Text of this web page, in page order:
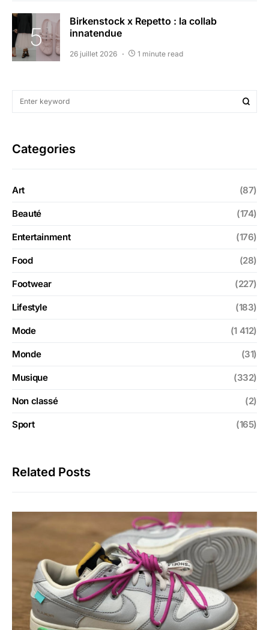
Birkenstock x Repetto : la collab
innatendue
26 juillet 2026 1 minute read
Categories
Art (87)
Beauté (174)
Entertainment (176)
Food (28)
Footwear (227)
Lifestyle (183)
Mode (1 412)
Monde (31)
Musique (332)
Non classé (2)
Sport (165)
Related Posts